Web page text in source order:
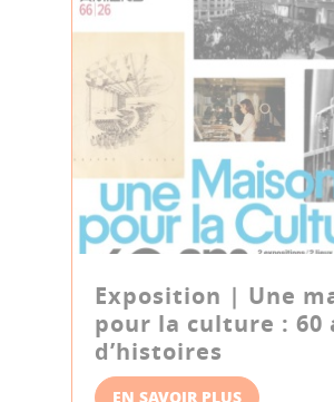
Exposition | Une
pour la culture : 60
d’histoires
EN SAVOIR PLUS